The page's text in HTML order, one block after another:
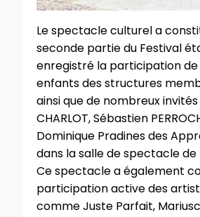
Le spectacle culturel a
seconde partie du Festival
enregistré la participation de
enfants des structures
ainsi que de nombreux
CHARLOT, Sébastien
Dominique Pradines des
dans la salle de spectacle de
Ce spectacle a également
participation active des
comme Juste Parfait,